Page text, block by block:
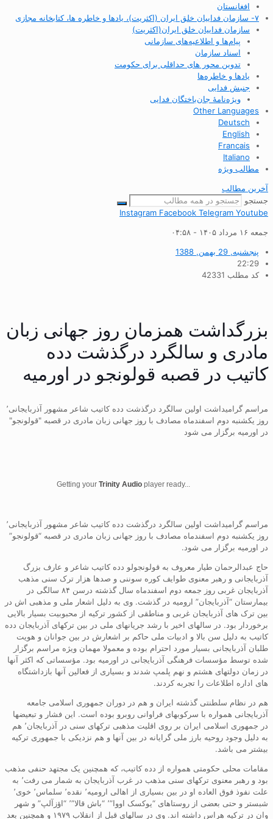
افغانستان
۷- سازمان فداییان خلق ایران (اکثریت)، یادها و خاطره ها، کتابخانه مجازی
سازمان فداییان خلق ایران(اکثریت)
پیام‌ها و اطلاعیه‌های سازمانی
اسناد سازمان
تدوین محور های حداقلی برای حکومت
یادها و خاطره‌ها
جنبش فدایی
ویژه‌نامهٔ جان‌باختگان فدایی
Other Languages
Deutsch
English
Francais
Italiano
مطالب ویژه
آخرین مطالب
جستجو
Instagram Facebook Telegram Youtube
جمعه ۱۶ مرداد ۱۴۰۵ - ۰۴:۵۸
پنجشنبه, 29 بهمن, 1388
22:29
کد مطلب 42331
بزرگداشت همزمان روز جهانی زبان
مادری و سالگرد درگذشت دده
کاتیب در قصبه قولونجو در اورمیه
مراسم گرامیداشت اولین سالگرد درگذشت دده کاتیب شاعر مشهور آذربایجانی٬
روز یکشنبه دوم اسفندماه مصادف با روز جهانی زبان مادری در قصبه "قولونجو"
در اورمیه برگزار می شود
Getting your Trinity Audio player ready...
مراسم گرامیداشت اولین سالگرد درگذشت دده کاتیب شاعر مشهور آذربایجانی٬
روز یکشنبه دوم اسفندماه مصادف با روز جهانی زبان مادری در قصبه “قولونجو”
در اورمیه برگزار می شود.
حاج عبدالرحمان طیار معروف به قولونجولو دده کاتیب شاعر و عارف بزرگ
آذربایجانی و رهبر معنوی طوایف کوره سوننی و صدها هزار ترک سنی مذهب
آذربایجان غربی روز جمعه دوم اسفندماه سال گذشته درسن ۸۴ سالگی در
بیمارستان “آذربایجان” ارومیه در گذشت. وی به دلیل اشعار ملی و مذهبی اش در
بین ترک های آذربایجان غربی و مناطقی از کشور ترکیه از محبوبیت بسیار بالایی
برخوردار بود. در سالهای اخیر با رشد جریانهای ملی در بین ترکهای آذربایجان دده
کاتیب به دلیل سن بالا و ادبیات ملی حاکم بر اشعارش در بین جوانان و هویت
طلبان آذربایجانی بسیار مورد احترام بوده و معمولا مهمان ویژه مراسم برگزار
شده توسط مؤسسات فرهنگی آذربایجانی در اورمیه بود. مؤسساتی که اکثر آنها
در زمان دولتهای هشتم و نهم پلمپ شدند و بسیاری از فعالین آنها بازداشتگاه
های اداره اطلاعات را تجربه کردند.
هم در نظام سلطنتی گذشته ایران و هم در دوران جمهوری اسلامی جامعه
آذربایجانی همواره با سرکوبهای فراوانی روبرو بوده است. این فشار و تبعیضها
در جمهوری اسلامی ایران بر روی اقلیت مذهبی ترکهای سنی در آذربایجان٬ هم
به دلیل وجود روحیه بارز ملی گرایانه در بین آنها و هم نزدیکی با جمهوری ترکیه
بیشتر می باشد.
مقامات محلی حکومتی همواره از دده کاتیب، که همچنین یک مجتهد حنفی مذهب
بود و رهبر معنوی ترکهای سنی مذهب در غرب آذربایجان به شمار می رفت٬ به
علت نفوذ فوق العاده او در بین بسیاری از اهالی ارومیه٬ نقده٬ سلماس٬ خوی٬
شبستر و حتی بعضی از روستاهای “یوکسک اووا”٬ “باش قالا”٬ “اؤزآلپ” و شهر
وان در ترکیه هراس داشته اند. وی در سالهای قبل از انقلاب ۱۹۷۹ و همچنین بعد